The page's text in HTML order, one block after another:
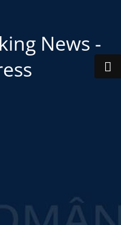
News -